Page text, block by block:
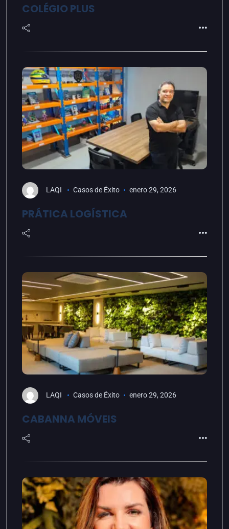
COLÉGIO PLUS
LAQI Casos de Éxito enero 29, 2026
PRÁTICA LOGÍSTICA
LAQI Casos de Éxito enero 29, 2026
CABANNA MÓVEIS